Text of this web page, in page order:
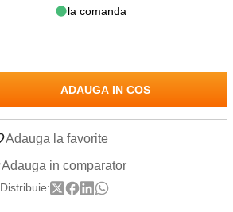
la comanda
ADAUGA IN COS
Adauga la favorite
Adauga in comparator
Distribuie: